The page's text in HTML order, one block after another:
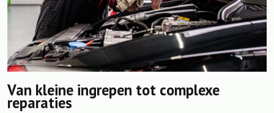
Van kleine ingrepen tot complexe
reparaties